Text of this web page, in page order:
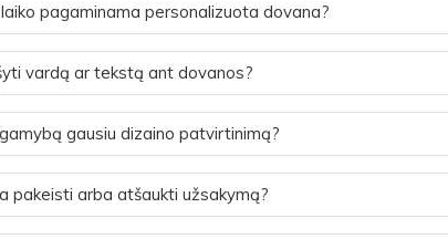
pagaminama personalizuota dovana?
vardą ar tekstą ant dovanos?
gausiu dizaino patvirtinimą?
pakeisti arba atšaukti užsakymą?